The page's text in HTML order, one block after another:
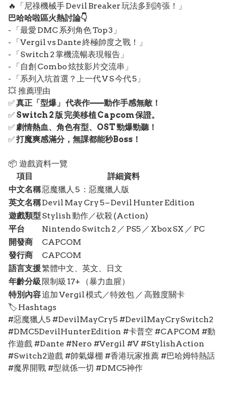
🔥「尼祿機械手 Devil Breaker 玩法多到誇張！」
巴哈哈啦區火熱討論👇
- 「最愛 DMC 系列角色 Top 3」
- 「Vergil vs Dante 終極帥度之戰！」
- 「Switch 2 掌機流暢表現報告」
- 「自創 Combo 炫技影片交流串」
- 「系列入坑首選？上一代 V S 今代 5」
💥 推薦理由
✅真正「型爆」 代表作——動作手感無敵！
✅ Switch 2 版 完美移植 Capcom 保證。
✅劇情熱血、角色有型、OST 勁爆勁聽！
✅打魔爽感滿分，無課都能秒Boss！
📦 遊戲資料一覽
項目
詳細資料
中文名稱惡魔獵人 5 ：惡魔獵人版
英文名稱Devil May Cry 5 – Devil Hunter Edition
遊戲類型 Stylish 動作／砍殺 (Action)
平台
Nintendo Switch 2 ／ PS5 ／ Xbox SX ／ PC
開發商
CAPCOM
發行商
CAPCOM
語言支援繁體中文、英文、日文
年齡分級 限制級 17+ （暴力血腥）
特別內容追加 Vergil 模式／特效包 ／ 高難度關卡
🏷️ Hashtags
#惡魔獵人5 #DevilMayCry5 #DevilMayCrySwitch2
#DMC5DevilHunterEdition #卡普空 #CAPCOM #動
作遊戲 #Dante #Nero #Vergil #V #StylishAction
#Switch2遊戲 #帥氣爆棚 #香港玩家推薦 #巴哈姆特熱話
#魔界開戰 #型就係一切 #DMC5神作